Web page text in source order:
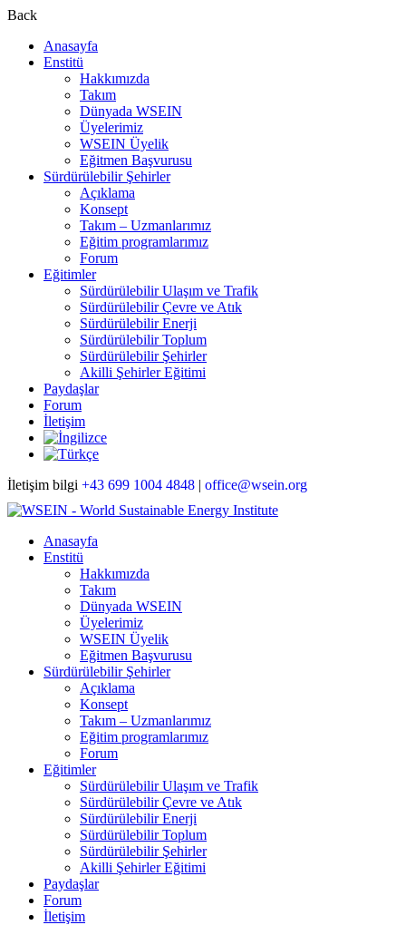
Back
Anasayfa
Enstitü
Hakkımızda
Takım
Dünyada WSEIN
Üyelerimiz
WSEIN Üyelik
Eğitmen Başvurusu
Sürdürülebilir Şehirler
Açıklama
Konsept
Takım – Uzmanlarımız
Eğitim programlarımız
Forum
Eğitimler
Sürdürülebilir Ulaşım ve Trafik
Sürdürülebilir Çevre ve Atık
Sürdürülebilir Enerji
Sürdürülebilir Toplum
Sürdürülebilir Şehirler
Akilli Şehirler Eğitimi
Paydaşlar
Forum
İletişim
İletişim bilgi +43 699 1004 4848 | office@wsein.org
Anasayfa
Enstitü
Hakkımızda
Takım
Dünyada WSEIN
Üyelerimiz
WSEIN Üyelik
Eğitmen Başvurusu
Sürdürülebilir Şehirler
Açıklama
Konsept
Takım – Uzmanlarımız
Eğitim programlarımız
Forum
Eğitimler
Sürdürülebilir Ulaşım ve Trafik
Sürdürülebilir Çevre ve Atık
Sürdürülebilir Enerji
Sürdürülebilir Toplum
Sürdürülebilir Şehirler
Akilli Şehirler Eğitimi
Paydaşlar
Forum
İletişim